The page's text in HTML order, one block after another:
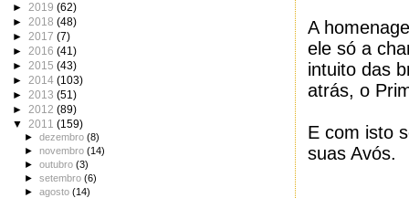
A
ele só a
intuito das
atrás, o
E com isto
suas Avós.
► 2019 (62)
► 2018 (48)
► 2017 (7)
► 2016 (41)
► 2015 (43)
► 2014 (103)
► 2013 (51)
► 2012 (89)
▼ 2011 (159)
►dezembro(8)
►novembro(14)
►outubro(3)
►setembro(6)
►agosto(14)